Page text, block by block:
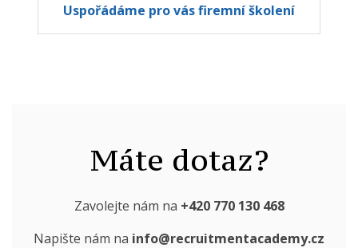
Uspořádáme pro vás firemní školení
Máte dotaz?
Zavolejte nám na +420 770 130 468
Napište nám na info@recruitmentacademy.cz